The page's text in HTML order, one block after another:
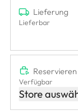
Lieferung
Lieferbar
Verfügbar
Store